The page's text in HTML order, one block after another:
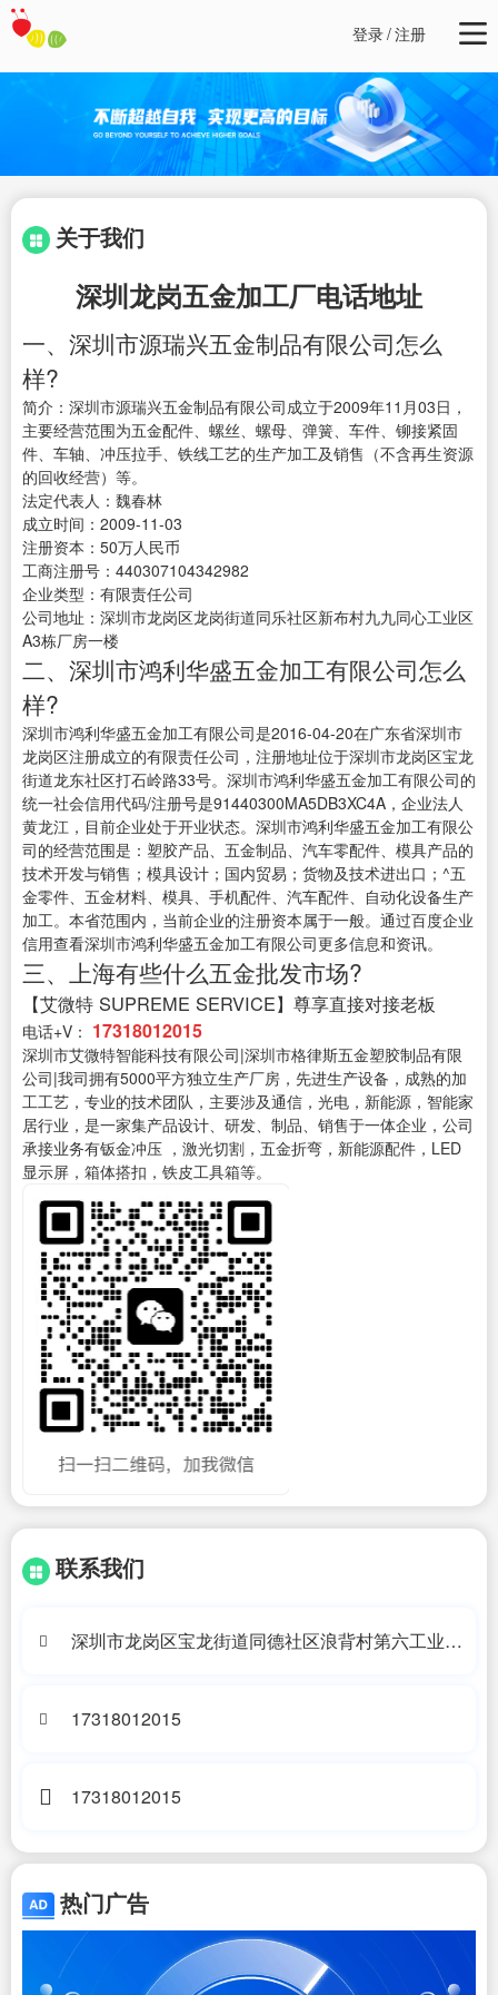
登录/注册
关于我们
深圳龙岗五金加工厂电话地址
一、深圳市源瑞兴五金制品有限公司怎么
样?
简介：深圳市源瑞兴五金制品有限公司成立于2009年11月03日，
主要经营范围为五金配件、螺丝、螺母、弹簧、车件、铆接紧固
件、车轴、冲压拉手、铁线工艺的生产加工及销售（不含再生资源
的回收经营）等。
法定代表人：魏春林
成立时间：2009-11-03
注册资本：50万人民币
工商注册号：440307104342982
企业类型：有限责任公司
公司地址：深圳市龙岗区龙岗街道同乐社区新布村九九同心工业区
A3栋厂房一楼
二、深圳市鸿利华盛五金加工有限公司怎么
样?
深圳市鸿利华盛五金加工有限公司是2016-04-20在广东省深圳市
龙岗区注册成立的有限责任公司，注册地址位于深圳市龙岗区宝龙
街道龙东社区打石岭路33号。深圳市鸿利华盛五金加工有限公司的
统一社会信用代码/注册号是91440300MA5DB3XC4A，企业法人
黄龙江，目前企业处于开业状态。深圳市鸿利华盛五金加工有限公
司的经营范围是：塑胶产品、五金制品、汽车零配件、模具产品的
技术开发与销售；模具设计；国内贸易；货物及技术进出口；^五
金零件、五金材料、模具、手机配件、汽车配件、自动化设备生产
加工。本省范围内，当前企业的注册资本属于一般。通过百度企业
信用查看深圳市鸿利华盛五金加工有限公司更多信息和资讯。
三、上海有些什么五金批发市场?
【艾微特 SUPREME SERVICE】尊享直接对接老板
电话+V： 17318012015
深圳市艾微特智能科技有限公司|深圳市格律斯五金塑胶制品有限
公司|我司拥有5000平方独立生产厂房，先进生产设备，成熟的加
工工艺，专业的技术团队，主要涉及通信，光电，新能源，智能家
居行业，是一家集产品设计、研发、制品、销售于一体企业，公司
承接业务有钣金冲压 ，激光切割，五金折弯，新能源配件，LED
显示屏，箱体搭扣，铁皮工具箱等。
联系我们
深圳市龙岗区宝龙街道同德社区浪背村第六工业区
17318012015
17318012015
热门广告